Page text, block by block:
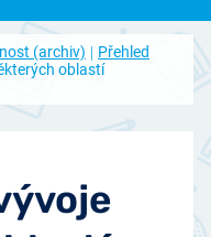
(archiv)
Přehled
oblastí